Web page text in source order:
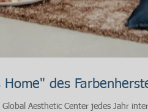
des
Aesthetic Center jedes Jahr